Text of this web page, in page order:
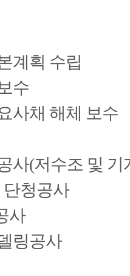
계획 수립
수
사채 해체 보수
사(저수조 및 기
단청공사
사
링공사